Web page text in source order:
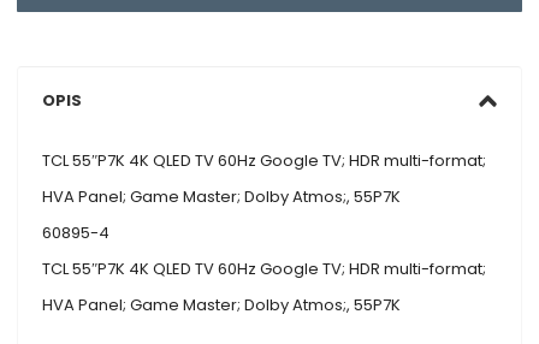
OPIS
TCL 55″P7K 4K QLED TV 60Hz Google TV; HDR multi-format;
HVA Panel; Game Master; Dolby Atmos;, 55P7K
60895-4
TCL 55″P7K 4K QLED TV 60Hz Google TV; HDR multi-format;
HVA Panel; Game Master; Dolby Atmos;, 55P7K